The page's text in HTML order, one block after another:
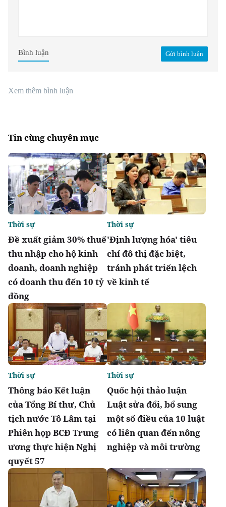
Gửi bình luận
Bình luận
Xem thêm bình luận
Tin cùng chuyên mục
Đề xuất giảm 30% thuế
thu nhập cho hộ kinh
doanh, doanh nghiệp
có doanh thu đến 10 tỷ
đồng
Thời sự
'Định lượng hóa' tiêu
chí đô thị đặc biệt,
tránh phát triển lệch
về kinh tế
Thời sự
Thông báo Kết luận
của Tổng Bí thư, Chủ
tịch nước Tô Lâm tại
Phiên họp BCĐ Trung
ương thực hiện Nghị
quyết 57
Thời sự
Quốc hội thảo luận
Luật sửa đổi, bổ sung
một số điều của 10 luật
có liên quan đến nông
nghiệp và môi trường
Thời sự